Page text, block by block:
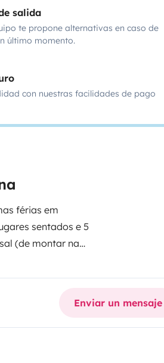
salida
te propone alternativas en caso de
último momento.
con nuestras facilidades de pago
férias em
sentados e 5
(de montar na
por sanita
a fornecer a
Adicionalmente
Enviar un mensaje